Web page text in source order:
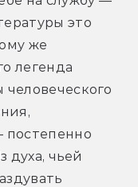
это
же
легенда
постепенно
духа, чьей